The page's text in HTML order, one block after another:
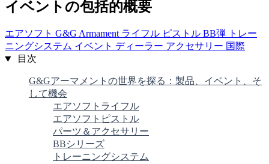
イベントの包括的概要
エアソフト G&G Armament ライフル ピストル BB弾
トレー
ニングシステム イベント ディーラー アクセサリー 国際
目次
G&Gアーマメントの世界を探る：製品、イベント、そ
して機会
エアソフトライフル
エアソフトピストル
パーツ＆アクセサリー
BBシリーズ
トレーニングシステム